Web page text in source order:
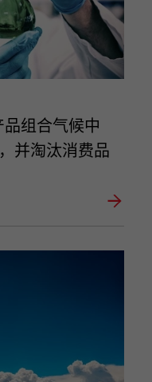
组合气候中
并淘汰消费品